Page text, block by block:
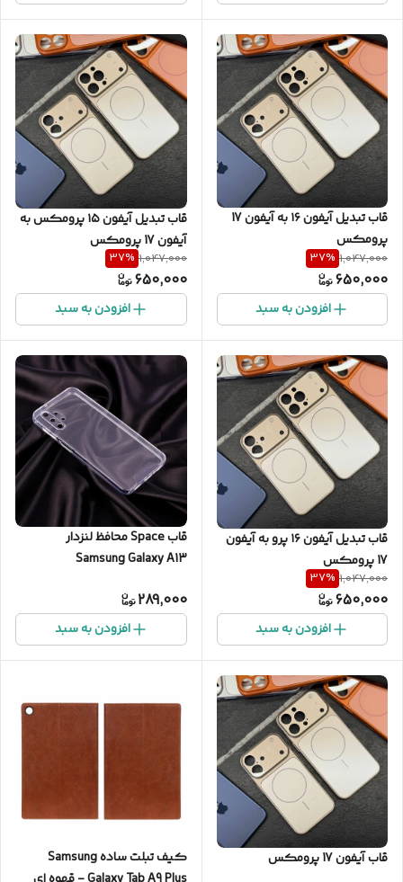
قاب تبدیل آیفون ۱۶ به آیفون 17
پرومکس
1,047,000
37%
650,000
افزودن به سبد
قاب تبدیل آیفون ۱۵ پرومکس به
آیفون 17 پرومکس
1,047,000
37%
650,000
افزودن به سبد
قاب تبدیل آیفون ۱۶ پرو به آیفون
17 پرومکس
1,047,000
37%
650,000
افزودن به سبد
قاب Space محافظ لنزدار
Samsung Galaxy A13
289,000
افزودن به سبد
قاب آیفون 17 پرومکس
کیف تبلت ساده Samsung